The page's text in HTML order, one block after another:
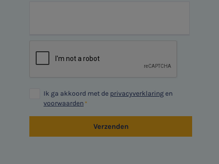
Ik ga akkoord met de privacyverklaringen
voorwaarden
Verzenden